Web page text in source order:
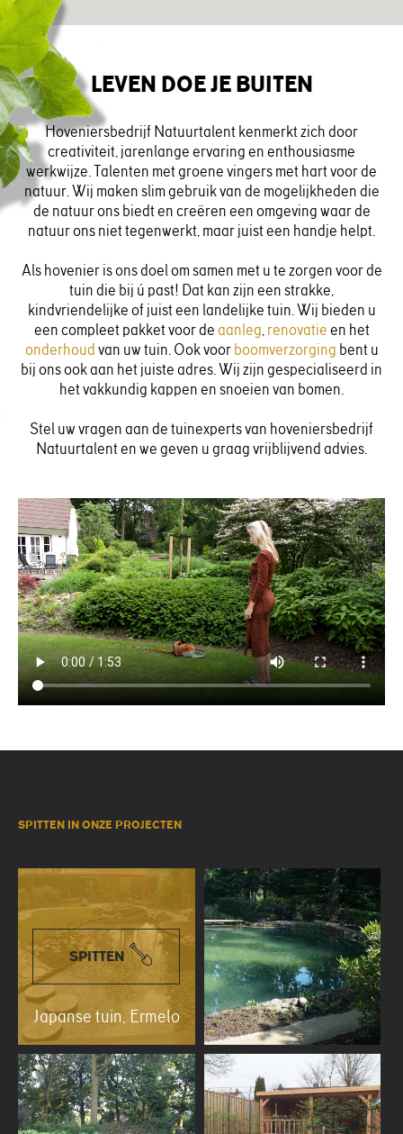
LEVEN DOE JE BUITEN
Hoveniersbedrijf Natuurtalent kenmerkt zich door
creativiteit, jarenlange ervaring en enthousiasme
werkwijze. Talenten met groene vingers met hart voor de
natuur. Wij maken slim gebruik van de mogelijkheden die
de natuur ons biedt en creëren een omgeving waar de
natuur ons niet tegenwerkt, maar juist een handje helpt.
Als hovenier is ons doel om samen met u te zorgen voor de
tuin die bij ú past! Dat kan zijn een strakke,
kindvriendelijke of juist een landelijke tuin. Wij bieden u
een compleet pakket voor deaanleg,renovatieen het
onderhoudvan uw tuin. Ook voorboomverzorging bent u
bij ons ook aan het juiste adres. Wij zijn gespecialiseerd in
het vakkundig kappen en snoeien van bomen.
Stel uw vragen aan de tuinexperts van hoveniersbedrijf
Natuurtalent en we geven u graag vrijblijvend advies.
SPITTEN IN ONZE PROJECTEN
SPITTEN
Japanse tuin, Ermelo